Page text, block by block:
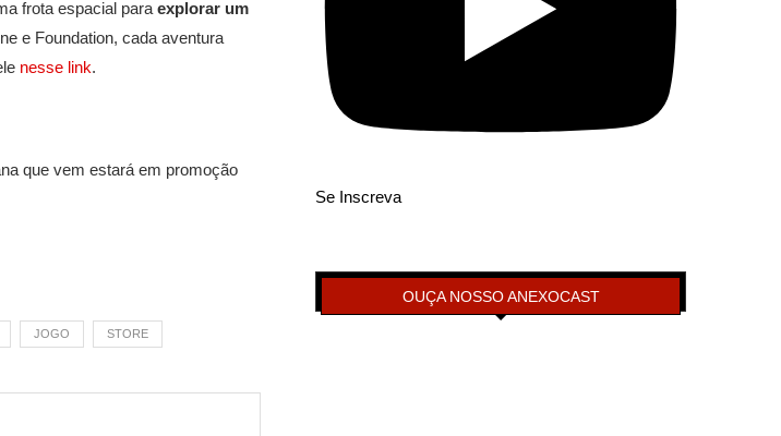
frota espacial para explorar um
e Foundation, cada aventura
nesse link.
que vem estará em promoção
JOGO STORE
Se Inscreva
OUÇA NOSSO ANEXOCAST